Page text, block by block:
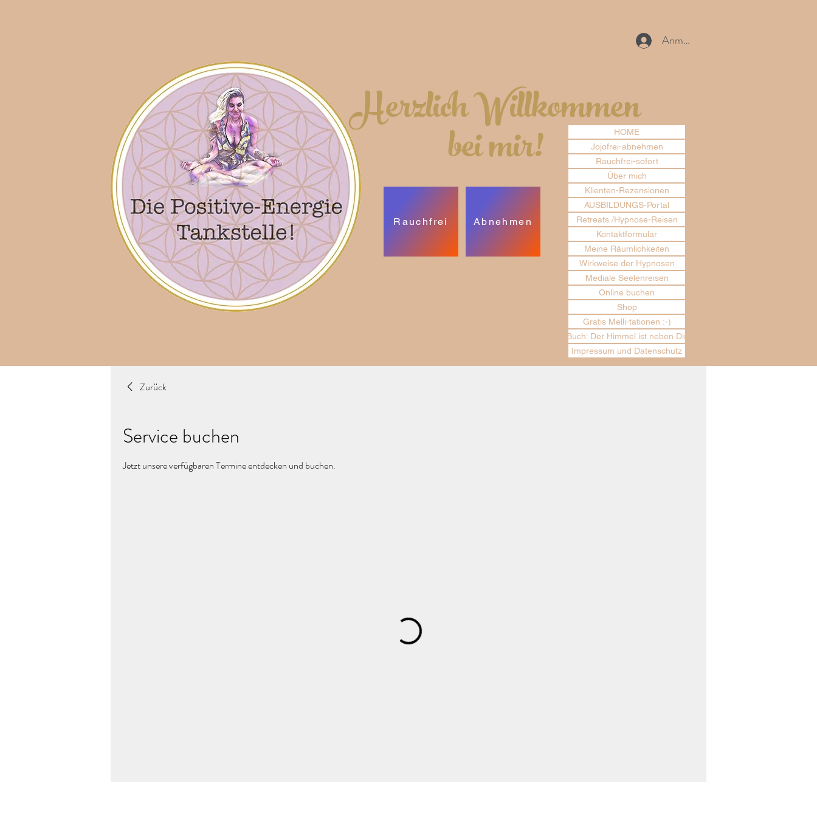
Herzlich Willkommen
bei mir!
HOME
Jojofrei-abnehmen
Rauchfrei-sofort
Über mich
Klienten-Rezensionen
AUSBILDUNGS-Portal
Retreats /Hypnose-Reisen
Kontaktformular
Meine Räumlichkeiten
Wirkweise der Hypnosen
Mediale Seelenreisen
Online buchen
Shop
Gratis Melli-tationen :-)
Buch: Der Himmel ist neben Dir
Impressum und Datenschutz
Abnehmen
Rauchfrei
Anmelden
Zurück
Service buchen
Jetzt unsere verfügbaren Termine entdecken und buchen.